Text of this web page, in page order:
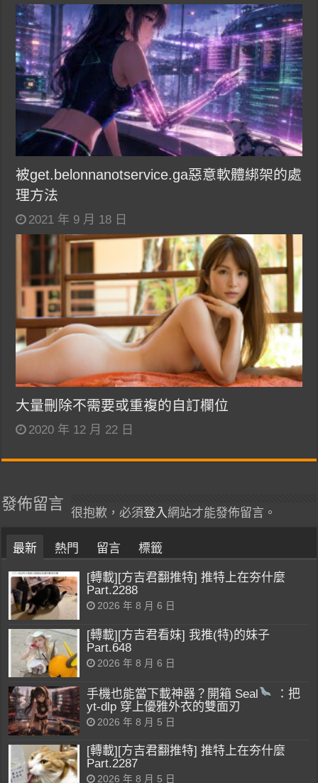
被get.belonnanotservice.ga惡意軟體綁架的處
理方法
2021 年 9 月 18 日
大量刪除不需要或重複的自訂欄位
2020 年 12 月 22 日
發佈留言
很抱歉，必須登入網站才能發佈留言。
最新 熱門 留言 標籤
[轉載][方吉君翻推特] 推特上在夯什麼
Part.2288
2026 年 8 月 6 日
[轉載][方吉君看妹] 我推(特)的妹子
Part.648
2026 年 8 月 6 日
手機也能當下載神器？開箱 Seal
：把
yt-dlp 穿上優雅外衣的雙面刃
2026 年 8 月 5 日
[轉載][方吉君翻推特] 推特上在夯什麼
Part.2287
2026 年 8 月 5 日